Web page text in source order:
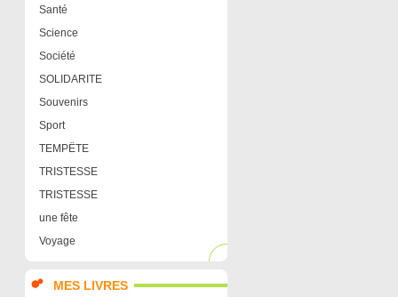
Santé
Science
Société
SOLIDARITE
Souvenirs
Sport
TEMPËTE
TRISTESSE
TRISTESSE
une fête
Voyage
MES LIVRES